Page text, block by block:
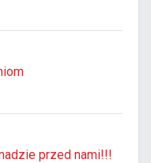
przed nami!!!